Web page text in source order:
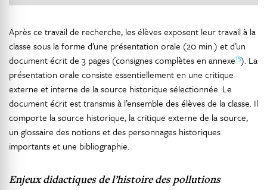
Après ce travail de recherche, les élèves exposent leur travail à la
classe sous la forme d’une présentation orale (20 min.) et d’un
document écrit de 3 pages (consignes complètes en annexe13). La
présentation orale consiste essentiellement en une critique
externe et interne de la source historique sélectionnée. Le
document écrit est transmis à l’ensemble des élèves de la classe. Il
comporte la source historique, la critique externe de la source,
un glossaire des notions et des personnages historiques
importants et une bibliographie.
Enjeux didactiques de l’histoire des pollutions